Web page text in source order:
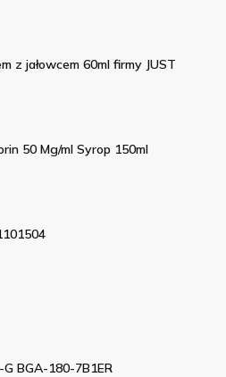
z jałowcem 60ml firmy JUST
50 Mg/ml Syrop 150ml
BGA-180-7B1ER